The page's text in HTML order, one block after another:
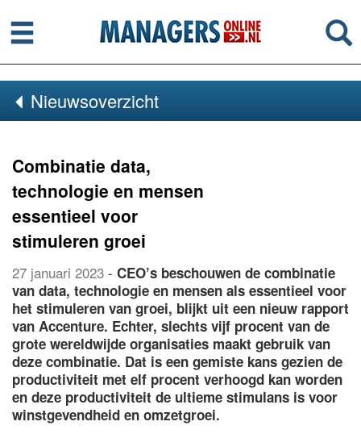
Menu
Nieuwsoverzicht
Combinatie data,
technologie en mensen
essentieel voor
stimuleren groei
27 januari 2023 - CEO’s beschouwen de combinatie
van data, technologie en mensen als essentieel voor
het stimuleren van groei, blijkt uit een nieuw rapport
van Accenture. Echter, slechts vijf procent van de
grote wereldwijde organisaties maakt gebruik van
deze combinatie. Dat is een gemiste kans gezien de
productiviteit met elf procent verhoogd kan worden
en deze productiviteit de ultieme stimulans is voor
winstgevendheid en omzetgroei.